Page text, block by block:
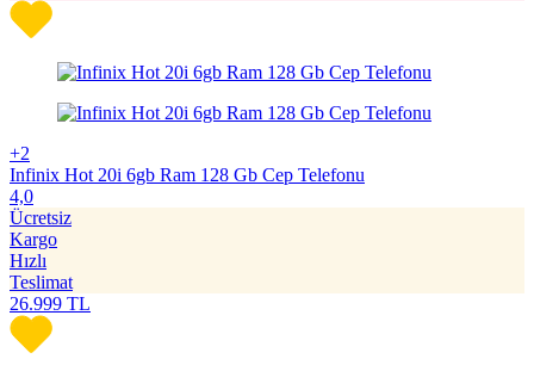
+2
Infinix Hot 20i 6gb Ram 128 Gb Cep Telefonu
4,0
Ücretsiz
Kargo
Hızlı
Teslimat
26.999 TL